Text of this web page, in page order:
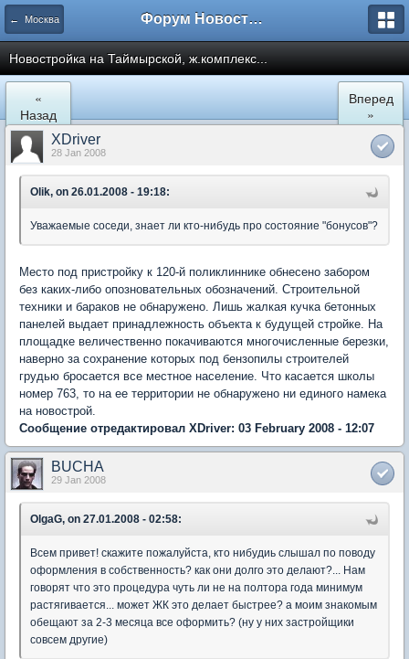
← Москва Форум Новостройки
Новостройка на Таймырской, ж.комплекс...
«
Назад
Вперед
»
XDriver
28 Jan 2008
Olik, on 26.01.2008 - 19:18:
Уважаемые соседи, знает ли кто-нибудь про состояние "бонусов"?
Место под пристройку к 120-й поликлиннике обнесено забором
без каких-либо опозновательных обозначений. Строительной
техники и бараков не обнаружено. Лишь жалкая кучка бетонных
панелей выдает принадлежность объекта к будущей стройке. На
площадке величественно покачиваются многочисленные березки,
наверно за сохранение которых под бензопилы строителей
грудью бросается все местное население. Что касается школы
номер 763, то на ее территории не обнаружено ни единого намека
на новострой.
Сообщение отредактировал XDriver: 03 February 2008 - 12:07
BUCHA
29 Jan 2008
OlgaG, on 27.01.2008 - 02:58:
Всем привет! скажите пожалуйста, кто нибудиь слышал по поводу
оформления в собственность? как они долго это делают?... Нам
говорят что это процедура чуть ли не на полтора года минимум
растягивается... может ЖК это делает быстрее? а моим знакомым
обещают за 2-3 месяца все оформить? (ну у них застройщики
совсем другие)